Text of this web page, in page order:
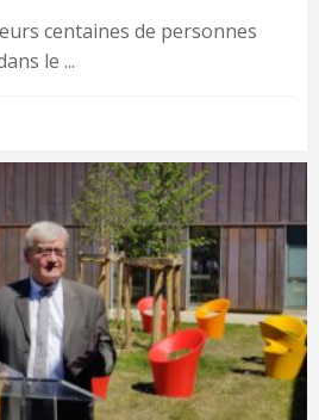
centaines de personnes
le ...